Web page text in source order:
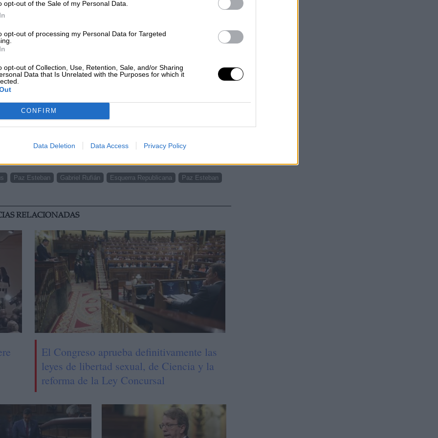
opt-out of the Sale of my Personal Data.
opt-out of processing my Personal Data for Targeted
opt-out of Collection, Use, Retention, Sale, and/or Sharing
Data that Is Unrelated with the Purposes for which it
CONFIRM
Data Deletion Data Access Privacy Policy
Robles representa al
, por lo que es complicado que el ejecutivo deje
siga representando a la
"derecha moderada"
móviles más sensibles y protegidos del país:
y Ministro del Interior.
no es una concesión al independentismo, es una
2022
Paz Esteban Gabriel Rufián Esquerra Republicana
Paz Esteban
RELACIONADAS
El Congreso aprueba definitivamente las
leyes de libertad sexual, de Ciencia y la
reforma de la Ley Concursal